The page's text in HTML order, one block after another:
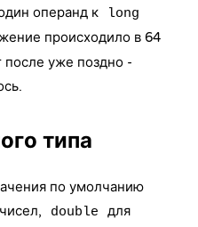
операнд к
long
происходило в 64
после уже поздно -
типа
по умолчанию
double
для